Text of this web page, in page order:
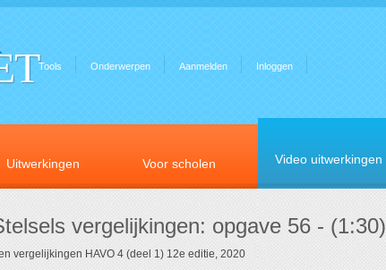
Tools Onderwerpen Aanmelden Inloggen
Uitwerkingen Voor scholen Video uitwerkingen
vergelijkingen: opgave 56 - (1:30)
vergelijkingen HAVO 4 (deel 1) 12e editie, 2020